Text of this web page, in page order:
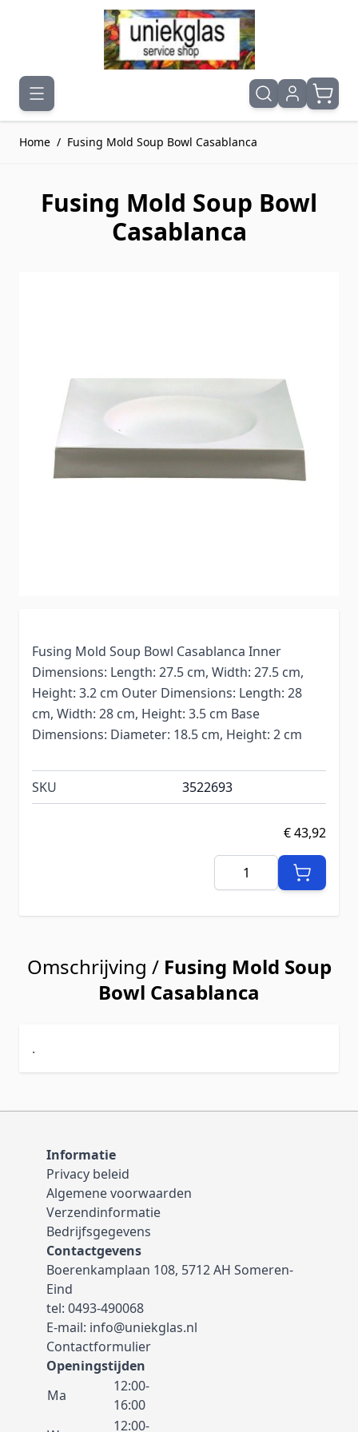
Ga naar de inhoud
Home / Fusing Mold Soup Bowl Casablanca
Fusing Mold Soup Bowl
Casablanca
Fusing Mold Soup Bowl Casablanca Inner
Dimensions: Length: 27.5 cm, Width: 27.5 cm,
Height: 3.2 cm Outer Dimensions: Length: 28
cm, Width: 28 cm, Height: 3.5 cm Base
Dimensions: Diameter: 18.5 cm, Height: 2 cm
SKU 3522693
€ 43,92
Aantal
Omschrijving / Fusing Mold Soup
Bowl Casablanca
.
Informatie
Privacy beleid
Algemene voorwaarden
Verzendinformatie
Bedrijfsgegevens
Contactgevens
Boerenkamplaan 108, 5712 AH Someren-
Eind
tel: 0493-490068
E-mail: info@uniekglas.nl
Contactformulier
Openingstijden
Ma
12:00-
16:00
12:00-